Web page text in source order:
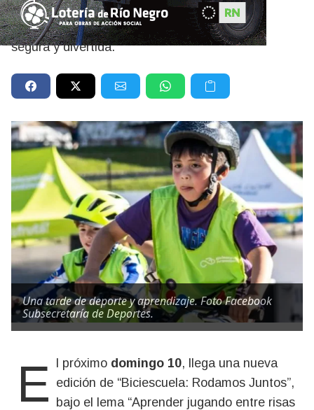
sede de este encuentro recreativo que busca
enseñar a los más chicos a circular de forma
segura y divertida.
Una tarde de deporte y aprendizaje. Foto Facebook
Subsecretaría de Deportes.
El próximo domingo 10, llega una nueva
edición de “Biciescuela: Rodamos Juntos”,
bajo el lema “Aprender jugando entre risas